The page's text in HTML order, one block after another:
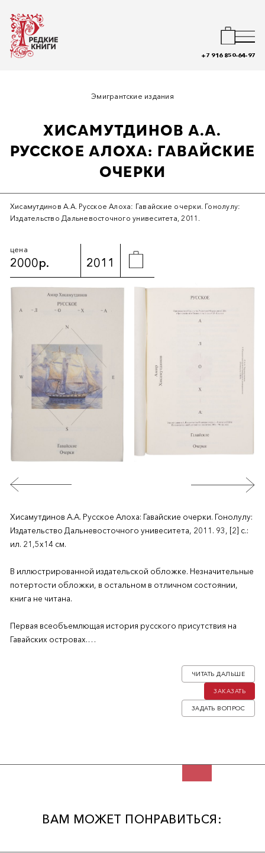
+7 916 850-64-97
Эмигрантские издания
ХИСАМУТДИНОВ А.А.
РУССКОЕ АЛОХА: ГАВАЙСКИЕ
ОЧЕРКИ
Хисамутдинов А.А. Русское Алоха: Гавайские очерки. Гонолулу:
Издательство Дальневосточного унивеситета, 2011.
цена
2000р. 2011
Хисамутдинов А.А. Русское Алоха: Гавайские очерки. Гонолулу:
Издательство Дальневосточного унивеситета, 2011. 93, [2] с.:
ил. 21,5х14 см.
В иллюстрированной издательской обложке. Незначительные
потертости обложки, в остальном в отличном состоянии,
книга не читана.
Первая всеобъемлющая история русского присутствия на
Гавайских островах.
ЗАДАТЬ ВОПРОС
ЗАКАЗАТЬ
ЧИТАТЬ ДАЛЬШЕ
ВАМ МОЖЕТ ПОНРАВИТЬСЯ: